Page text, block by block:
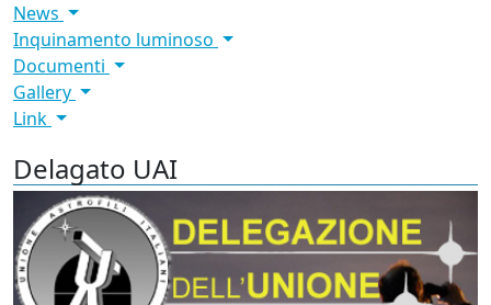
News
Inquinamento luminoso
Documenti
Gallery
Link
Delagato UAI